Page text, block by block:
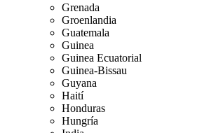
Grenada
Groenlandia
Guatemala
Guinea
Guinea Ecuatorial
Guinea-Bissau
Guyana
Haití
Honduras
Hungría